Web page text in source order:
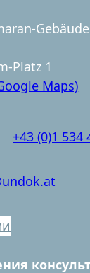
Gebäude
Platz 1
Maps)
+43 (0)1 534